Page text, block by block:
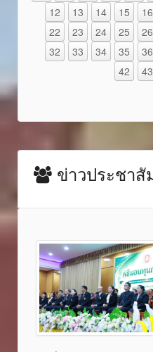
12
13 14 15 16
22
23 24 25 26
32
33 34 35 36
42
43
ข่าวประชา